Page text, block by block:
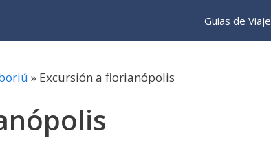
Guias de Viaje
» Excursión a florianópolis